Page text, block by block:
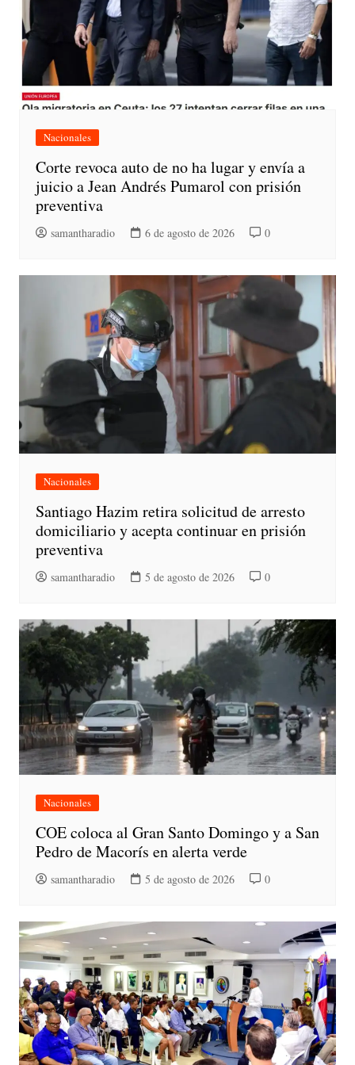
Nacionales
Corte revoca auto de no ha lugar y envía a
juicio a Jean Andrés Pumarol con prisión
preventiva
samantharadio 6 de agosto de 2026 0
Nacionales
Santiago Hazim retira solicitud de arresto
domiciliario y acepta continuar en prisión
preventiva
samantharadio 5 de agosto de 2026 0
Nacionales
COE coloca al Gran Santo Domingo y a San
Pedro de Macorís en alerta verde
samantharadio 5 de agosto de 2026 0